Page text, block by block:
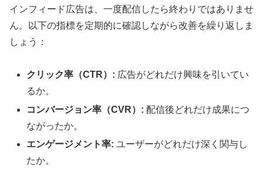
インフィード広告は、一度配信したら終わりではありませ
ん。以下の指標を定期的に確認しながら改善を繰り返しま
しょう：
クリック率（CTR）: 広告がどれだけ興味を引いてい
るか。
コンバージョン率（CVR）: 配信後どれだけ成果につ
ながったか。
エンゲージメント率: ユーザーがどれだけ深く関与し
たか。